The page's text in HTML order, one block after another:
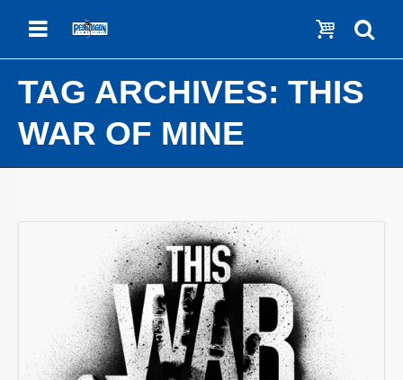
Show
Menu
TAG ARCHIVES: THIS
WAR OF MINE